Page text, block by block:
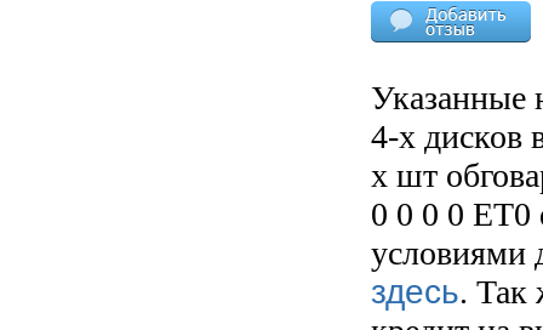
Указанные
4-х дисков
х шт
0 0 0 0 ET0
условиями
здесь. Так